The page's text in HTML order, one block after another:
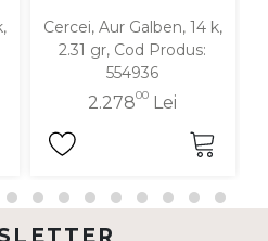
Cercei, Aur Galben, 14 k,
2.31 gr, Cod Produs:
554936
2.27800 Lei